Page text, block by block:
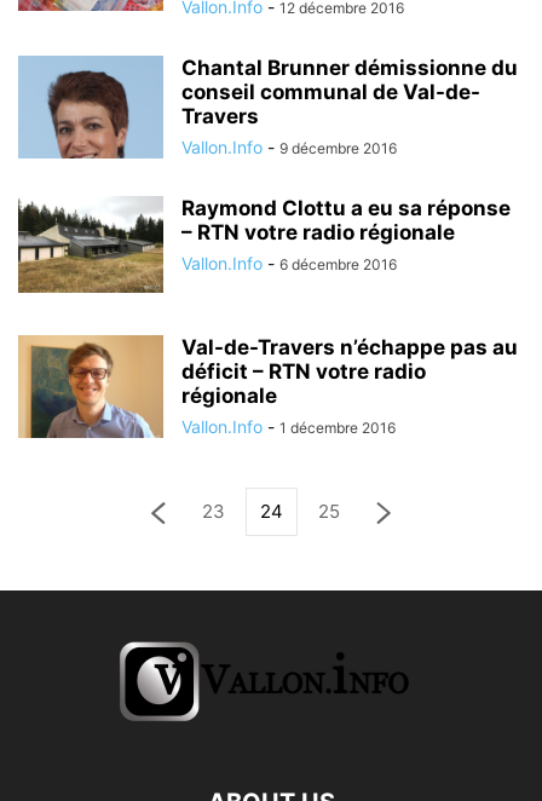
Vallon.Info - 12 décembre 2016
Chantal Brunner démissionne du
conseil communal de Val-de-
Travers
Vallon.Info - 9 décembre 2016
Raymond Clottu a eu sa réponse
– RTN votre radio régionale
Vallon.Info - 6 décembre 2016
Val-de-Travers n’échappe pas au
déficit – RTN votre radio
régionale
Vallon.Info - 1 décembre 2016
23 24 25